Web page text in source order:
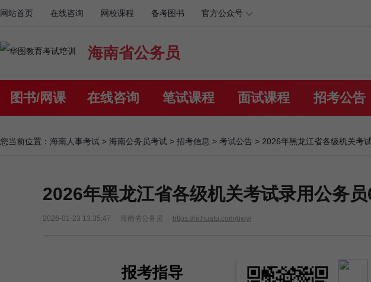
网站首页 在线咨询 网校课程 备考图书 官方公众号
海南省公务员
图书/网课 在线咨询 笔试课程 面试课程 招考公告
您当前位置： 海南人事考试 > 海南公务员考试 > 招考信息 > 考试公告 > 2026年黑龙江省各级机关考
2026年黑龙江省各级机关考试录用公务
2026-01-23 13:35:47 海南省公务员 https://hi.huatu.com/gwy/
报考指导